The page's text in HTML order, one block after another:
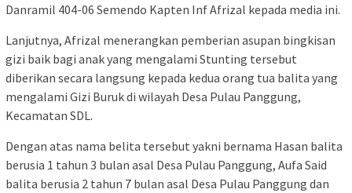
Danramil 404-06 Semendo Kapten Inf Afrizal kepada media ini.
Lanjutnya, Afrizal menerangkan pemberian asupan bingkisan
gizi baik bagi anak yang mengalami Stunting tersebut
diberikan secara langsung kepada kedua orang tua balita yang
mengalami Gizi Buruk di wilayah Desa Pulau Panggung,
Kecamatan SDL.
Dengan atas nama belita tersebut yakni bernama Hasan balita
berusia 1 tahun 3 bulan asal Desa Pulau Panggung, Aufa Said
balita berusia 2 tahun 7 bulan asal Desa Pulau Panggung dan